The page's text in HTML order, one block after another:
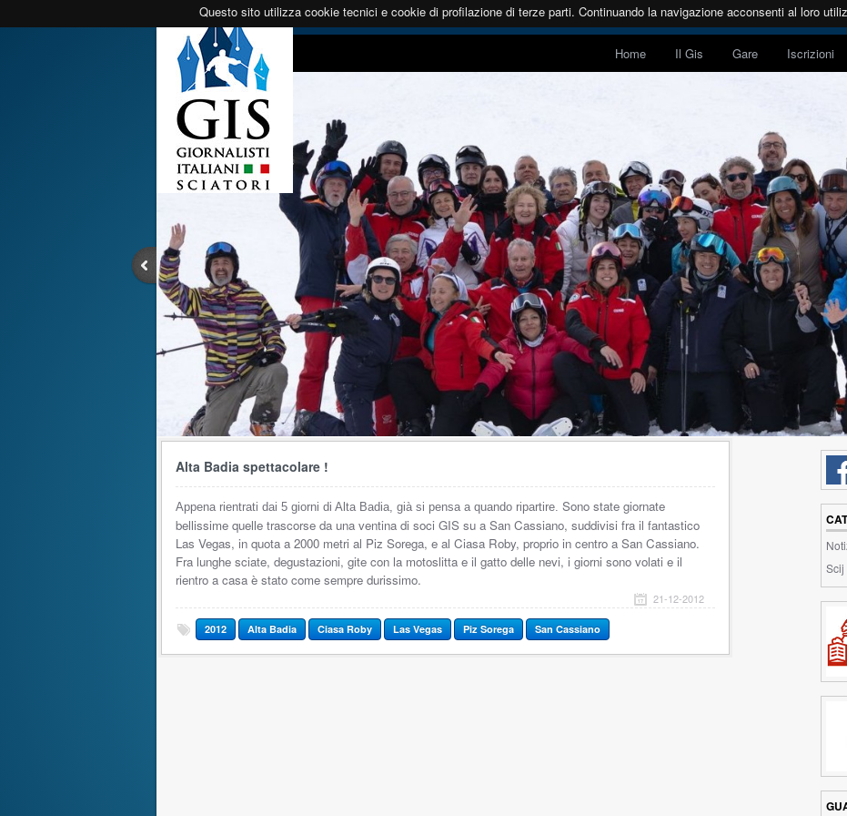
Questo sito utilizza cookie tecnici e cookie di profilazione di terze parti. Continuando la navigazione acconsenti al loro
Home Il Gis Gare Iscrizioni
Alta Badia spettacolare !
Appena rientrati dai 5 giorni di Alta Badia, già si pensa a quando ripartire. Sono state giornate
bellissime quelle trascorse da una ventina di soci GIS su a San Cassiano, suddivisi fra il fantastico
Las Vegas, in quota a 2000 metri al Piz Sorega, e al Ciasa Roby, proprio in centro a San Cassiano.
Fra lunghe sciate, degustazioni, gite con la motoslitta e il gatto delle nevi, i giorni sono volati e il
rientro a casa è stato come sempre durissimo.
21-12-2012
2012 Alta Badia Ciasa Roby Las Vegas Piz Sorega San Cassiano
Scij